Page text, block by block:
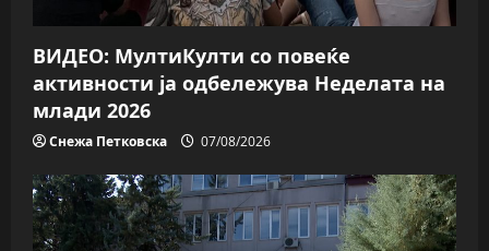
o
n
ВИДЕО: МултиКулти со повеќе
активности ја одбележува Неделата на
млади 2026
Снежа Петковска 07/08/2026